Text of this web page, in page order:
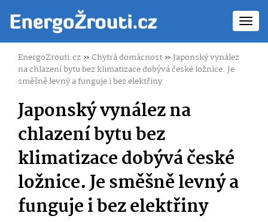
EnergoZrouti.cz»Chytrá domácnost» Japonský vynález
na chlazení bytu bez klimatizace dobývá české ložnice. Je
směšně levný a funguje i bez elektřiny
Japonský vynález na
chlazení bytu bez
klimatizace dobývá české
ložnice. Je směšně levný a
funguje i bez elektřiny